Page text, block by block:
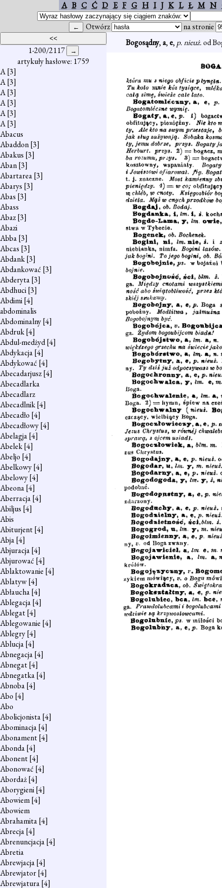
A B C Ć D E F G H I J K L Ł M N
Otwórz na stronie
1-200/2117
artykuły hasłowe: 1759
A[3]
A[3]
A[3]
A[3]
A[3]
A[3]
Abacus
Abaddon[3]
Abakus [3]
Aban[3]
Abartarea[3]
Abarys [3]
Abas [3]
Abass
Abaz[3]
Abazi
Abba[3]
Abcas [3]
Abdank[3]
Abdankować [3]
Abderyta[3]
Abdhuci[3]
Abdimi[4]
abdominalis
Abdominalny[4]
Abdruk[4]
Abdul-medżyd[4]
Abdykacja[4]
Abdykować [4]
Abecadarjusz[4]
Abecadlarka
Abecadlarz
Abecadlnik[4]
Abecadło [4]
Abecadłowy[4]
Abelagja[4]
Abelek[4]
Abeljo [4]
Abelkowy[4]
Abelowy[4]
Abeona[4]
Aberracja[4]
Abiljus [4]
Abis
Abiturjent[4]
Abja[4]
Abjuracja[4]
Abjurować [4]
Ablaktowanie [4]
Ablatyw[4]
Abłaucha[4]
Ablegacja[4]
Ablegat[4]
Ablegowanie [4]
Ablegry[4]
Ablucja[4]
Abnegacja[4]
Abnegat[4]
Abnegatka[4]
Abnoba[4]
Abo [4]
Abo
Abolicjonista[4]
Abominacja[4]
Abonament[4]
Abonda[4]
Abonent[4]
Abonować [4]
Abordaż[4]
Aborygieni[4]
Abowiem[4]
Abowiem
Abrahamita[4]
Abrecja[4]
Abrenuncjacja[4]
Abretia
Abrewjacja[4]
Abrewjator[4]
Abrewjatura[4]
Bogosądny,a,e, p. nieuż.od